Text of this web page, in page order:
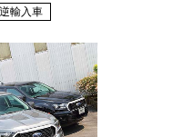
逆輸入車